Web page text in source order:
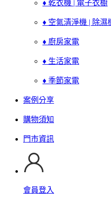
♦ 乾衣機 | 電子衣櫥
♦ 空氣清淨機 | 除濕
♦ 廚房家電
♦ 生活家電
♦ 季節家電
案例分享
購物須知
門市資訊
會員登入